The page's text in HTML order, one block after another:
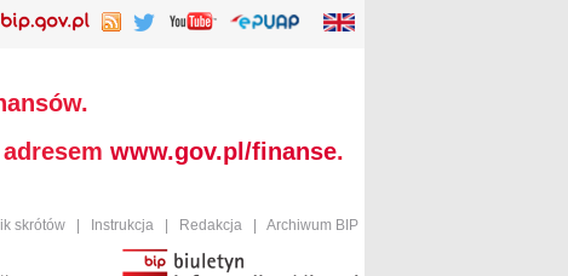
www.gov.pl/finanse.
skrótów Instrukcja Redakcja Archiwum BIP